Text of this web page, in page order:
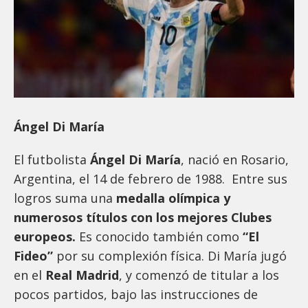
Ángel Di María
El futbolista Ángel Di María, nació en Rosario,
Argentina, el 14 de febrero de 1988. Entre sus
logros suma una medalla olímpica y
numerosos títulos con los mejores Clubes
europeos. Es conocido también como “El
Fideo” por su complexión física. Di María jugó
en el Real Madrid, y comenzó de titular a los
pocos partidos, bajo las instrucciones de